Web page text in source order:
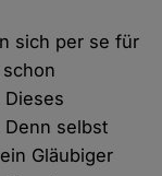
sich per se für
selbst
Gläubiger